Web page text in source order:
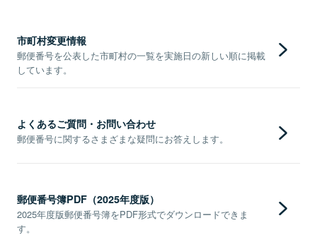
市町村変更情報
郵便番号を公表した市町村の一覧を実施日の新しい順に掲載
しています。
よくあるご質問・お問い合わせ
郵便番号に関するさまざまな疑問にお答えします。
郵便番号簿PDF（2025年度版）
2025年度版郵便番号簿をPDF形式でダウンロードできま
す。